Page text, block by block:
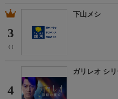
3
(-)
下山メシ
4
ガリレオ シ